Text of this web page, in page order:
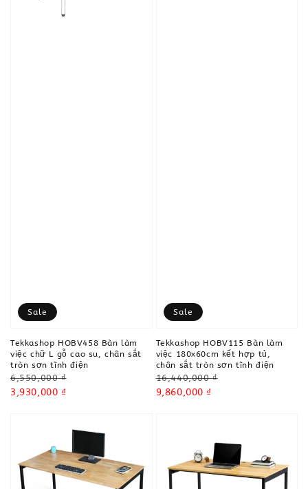
Sale
Tekkashop HOBV458 Bàn làm
việc chữ L gỗ cao su, chân sắt
tròn sơn tĩnh điện
Regular
price
6,550,000 ₫
Sale
3,930,000 ₫
Sale
Tekkashop HOBV115 Bàn làm
việc 180x60cm kết hợp tủ,
chân sắt tròn sơn tĩnh điện
Regular
price
16,440,000 ₫
Sale
9,860,000 ₫